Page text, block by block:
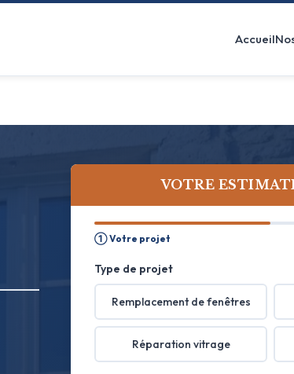
Accueil
VOTRE
① Votre projet
Type de projet
Remplacement de fenêtres
Réparation vitrage